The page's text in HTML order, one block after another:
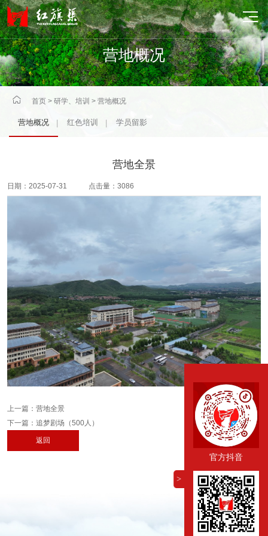

营地概况
 首页 > 研学、培训 > 营地概况
营地概况 红色培训 学员留影
营地全景
日期：2025-07-31 点击量：3086
上一篇： 营地全景
下一篇： 追梦剧场（500人）
返回
>
官方抖音